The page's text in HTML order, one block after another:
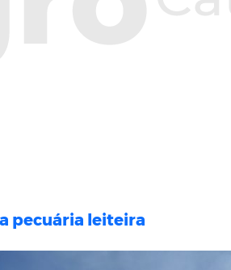
pecuária leiteira